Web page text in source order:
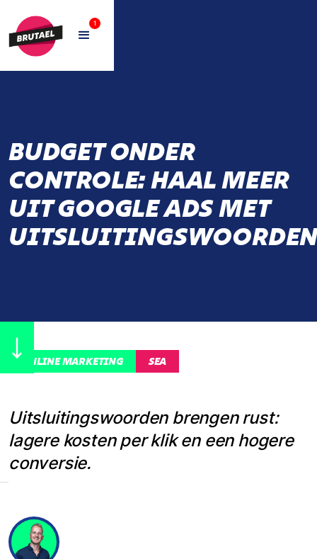
1
BUDGET ONDER
CONTROLE: HAAL MEER
UIT GOOGLE ADS MET
ONLINE MARKETING SEA
Uitsluitings­woorden brengen rust:
lagere kosten per klik en een hogere
conversie.